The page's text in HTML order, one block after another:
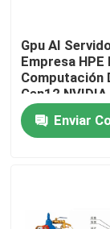
En casa
Productos
Sobre
Gpu AI
Empresa
Computación
Gen12
NVL2
gratuitaEnviar